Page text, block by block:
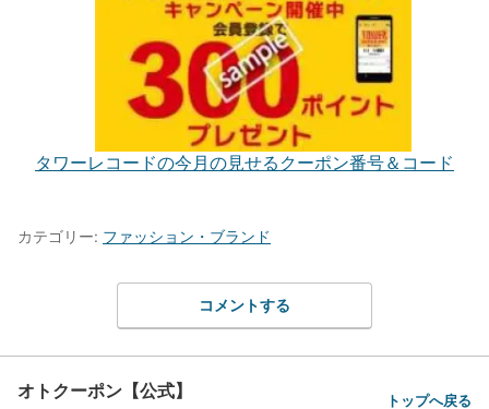
タワーレコードの今月の見せるクーポン番号＆コード
カテゴリー: ファッション・ブランド
コメントする
オトクーポン【公式】 トップへ戻る